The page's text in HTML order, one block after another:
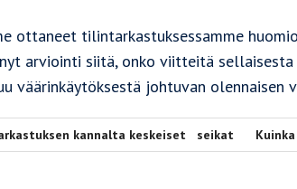
ottaneet tilintarkastuksessamme
arviointi siitä, onko viitteitä
väärinkäytöksestä johtuvan olennaisen
kannalta keskeiset seikat